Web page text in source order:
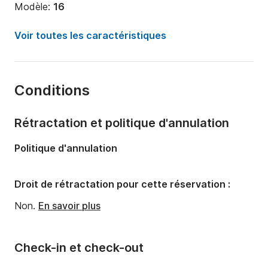
Modèle: 16
Puissance moteur:
70cv
Capacité à bord:
Voir toutes les caractéristiques
Conditions
Check-in et check-out
Rétractation et politique d'annulation
Politique d'annulation
Droit de rétractation pour cette réservation :
Non. En savoir plus